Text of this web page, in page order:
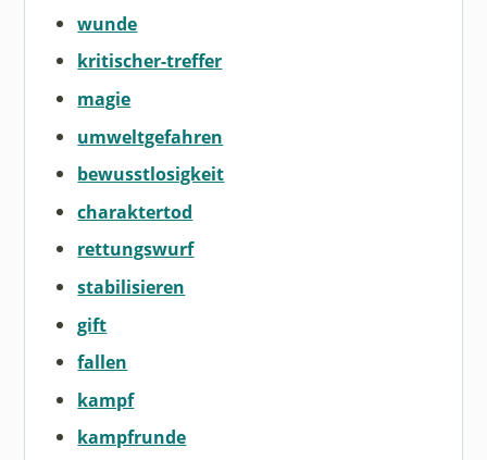
wunde
kritischer-treffer
magie
umweltgefahren
bewusstlosigkeit
charaktertod
rettungswurf
stabilisieren
gift
fallen
kampf
kampfrunde